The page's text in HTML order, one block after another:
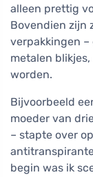
alleen prettig
Bovendien zijn
verpakkingen
metalen
worden.
Bijvoorbeeld
moeder van
– stapte over
begin was ik